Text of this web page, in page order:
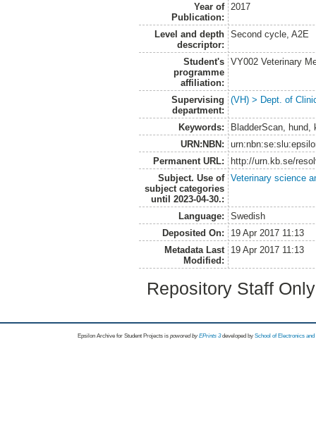
Year of
Publication:
2017
Level and depth
descriptor:
Second cycle, A2E
Student's
programme
affiliation:
VY002 Veterinary
Supervising
department:
(VH) > Dept. of
Keywords:
BladderScan, hund,
URN:NBN:
Permanent URL:
http://urn.kb.se/
Subject. Use of
subject categories
until 2023-04-30.:
Veterinary science
Language:
Swedish
Deposited On:
19 Apr 2017 11:13
Metadata Last
Modified:
19 Apr 2017 11:13
Repository Staff
Epsilon Archive for Student Projects is powored byEPrints 3 developed by School of Electronics